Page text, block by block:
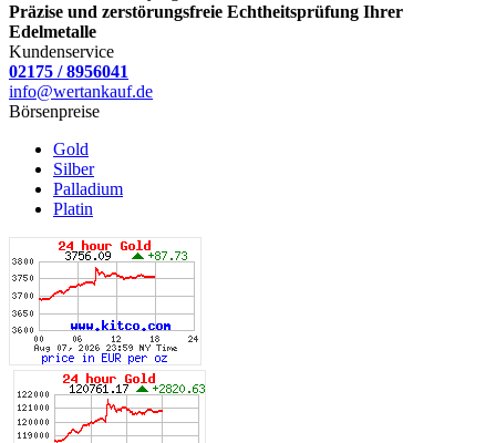
Präzise und zerstörungsfreie Echtheitsprüfung Ihrer
Edelmetalle
Kundenservice
02175 / 8956041
info@wertankauf.de
Börsenpreise
Gold
Silber
Palladium
Platin